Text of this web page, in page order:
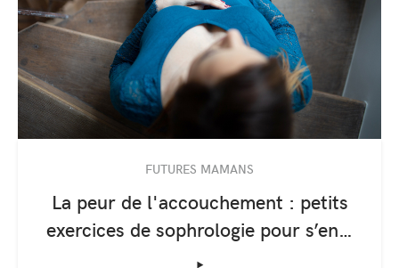
FUTURES MAMANS
La peur de l'accouchement : petits
exercices de sophrologie pour s’en…